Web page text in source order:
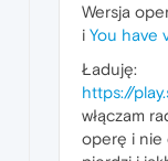
Wersja
i You have
Ładuję:
https://
włączam
operę i nie